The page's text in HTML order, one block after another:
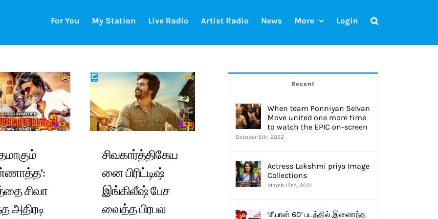
For You My Station Live Radio Artist Radio News More Login
சிவா
அதிரடி
சிவகார்த்திகேய
னை பிரிட்டிஷ்
இங்கிலீஷ் பேச
வைத்த பிரபல
Recent
When team Ponniyan Selvan
Move united one more time
to watch the EPIC on-screen
October 5th, 2022
Actress Lakshmi priya Image
Collections
March 15th, 2021
‘சீயான் 60’ படத்தில் இணைந்த